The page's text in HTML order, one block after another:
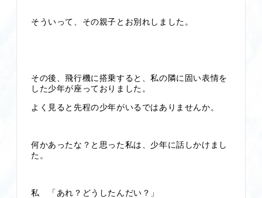
そういって、その親子とお別れしました。
その後、飛行機に搭乗すると、私の隣に固い表情を
した少年が座っておりました。
よく見ると先程の少年がいるではありませんか。
何かあったな？と思った私は、少年に話しかけまし
た。
私 「あれ？どうしたんだい？」